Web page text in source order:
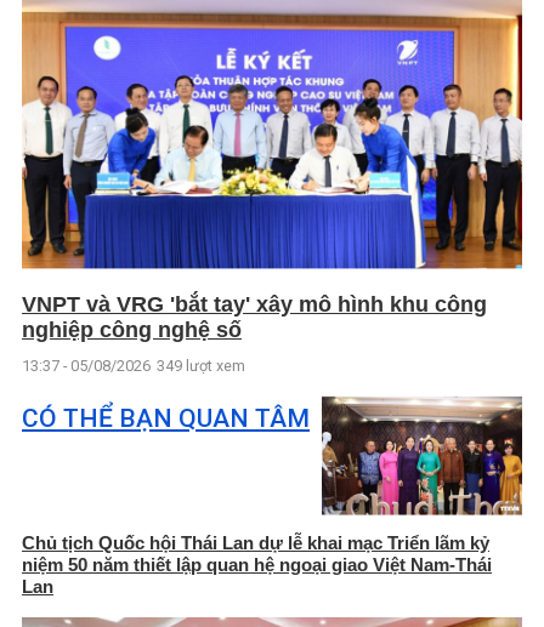
VNPT và VRG 'bắt tay' xây mô hình khu công
nghiệp công nghệ số
13:37 - 05/08/2026 349 lượt xem
CÓ THỂ BẠN QUAN TÂM
Chủ tịch Quốc hội Thái Lan dự lễ khai mạc Triển lãm kỷ
niệm 50 năm thiết lập quan hệ ngoại giao Việt Nam-Thái
Lan